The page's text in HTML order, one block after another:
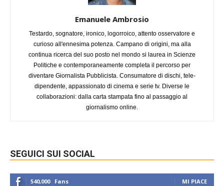
Emanuele Ambrosio
Testardo, sognatore, ironico, logorroico, attento osservatore e
curioso all'ennesima potenza. Campano di origini, ma alla
continua ricerca del suo posto nel mondo si laurea in Scienze
Politiche e contemporaneamente completa il percorso per
diventare Giornalista Pubblicista. Consumatore di dischi, tele-
dipendente, appassionato di cinema e serie tv. Diverse le
collaborazioni: dalla carta stampata fino al passaggio al
giornalismo online.
SEGUICI SUI SOCIAL
540,000 Fans MI PIACE